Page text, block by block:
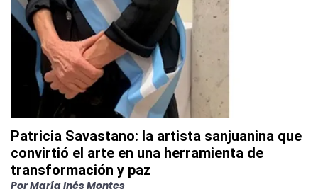
Patricia Savastano: la artista sanjuanina que
convirtió el arte en una herramienta de
transformación y paz
PorMaría Inés Montes